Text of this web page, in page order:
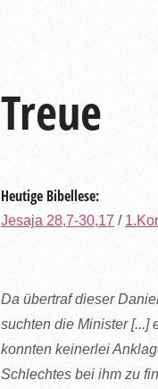
Treue
Heutige Bibellese:
Jesaja 28,7-30,17 /
Da übertraf dieser
suchten die Minister [...]
konnten keinerlei
Schlechtes bei ihm zu